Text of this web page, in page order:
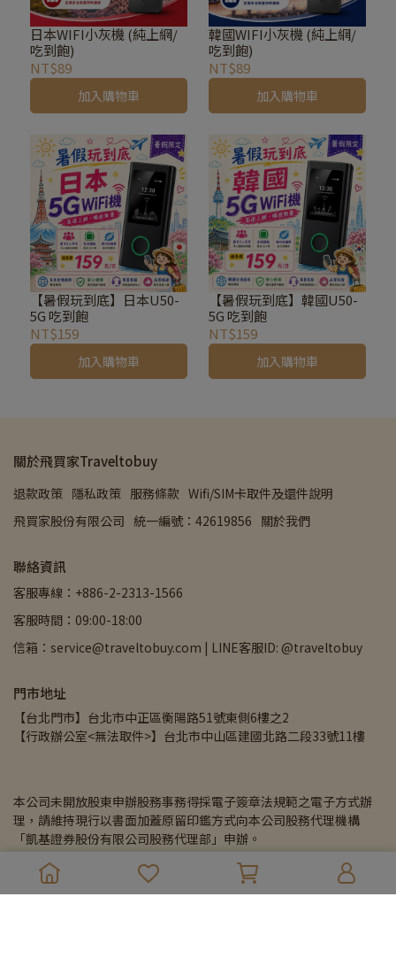
日本WIFI小灰機 (純上網/
吃到飽)
NT$89
加入購物車
韓國WIFI小灰機 (純上網/
吃到飽)
NT$89
加入購物車
【暑假玩到底】日本U50-
5G 吃到飽
NT$159
加入購物車
【暑假玩到底】韓國U50-
5G 吃到飽
NT$159
加入購物車
關於飛買家Traveltobuy
退款政策 隱私政策 服務條款 Wifi/SIM卡取件及還件說明
飛買家股份有限公司 統一編號：42619856 關於我們
聯絡資訊
客服專線：+886-2-2313-1566
客服時間：09:00-18:00
信箱：service@traveltobuy.com | LINE客服ID: @traveltobuy
門市地址
【台北門市】台北市中正區衡陽路51號東側6樓之2
【行政辦公室<無法取件>】台北市中山區建國北路二段33號11樓
本公司未開放股東申辦股務事務得採電子簽章法規範之電子方式辦
理，請維持現行以書面加蓋原留印鑑方式向本公司股務代理機構
「凱基證券股份有限公司股務代理部」申辦。
飛買家股份有限公司 42619856
Copyright © 飛買家Traveltobuy All Rights Reserved.